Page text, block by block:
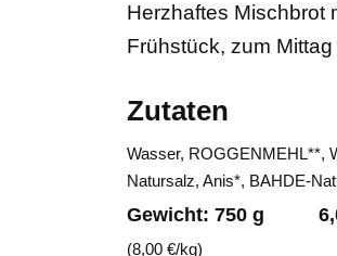
Herzhaftes Mischbrot
Frühstück, zum
Zutaten
Wasser, ROGGENMEHL**,
Natursalz, Anis*, BAHDE-
Gewicht: 750 g
(8,00 €/kg)